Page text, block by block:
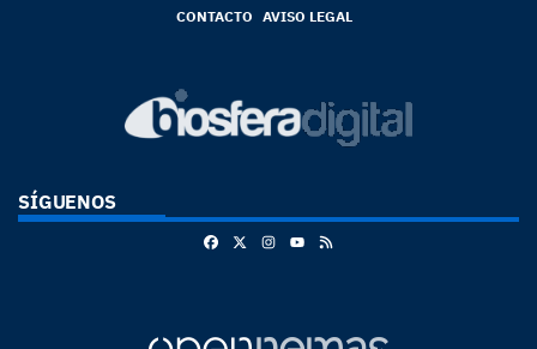
CONTACTO AVISO LEGAL
SÍGUENOS
FacebookInstagram